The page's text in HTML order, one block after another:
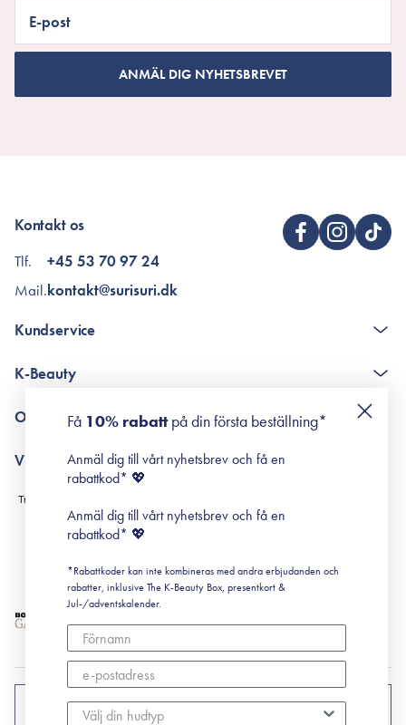
E-post
ANMÄL DIG NYHETSBREVET
Kontakt os
Tlf.
Mail.
+45 53 70 97 24
kontakt@surisuri.dk
Kundservice
Poängshop - frågor och svar
K-Beauty
Retinol för nybörjare
Om Surisuri
Black Friday
Villkor
Leverans & Retur
Köpvillkor
Prenumerationsvillkor
Cookiepolicy
SVERIGE
Få 10% rabattpå din första beställning*
Anmäl dig till vårt nyhetsbrev och få en
rabattkod* 💖
Anmäl dig till vårt nyhetsbrev och få en
rabattkod* 💖
*Rabattkoder kan inte kombineras med andra erbjudanden och
rabatter, inklusive The K-Beauty Box, presentkort &
Jul-/adventskalender.